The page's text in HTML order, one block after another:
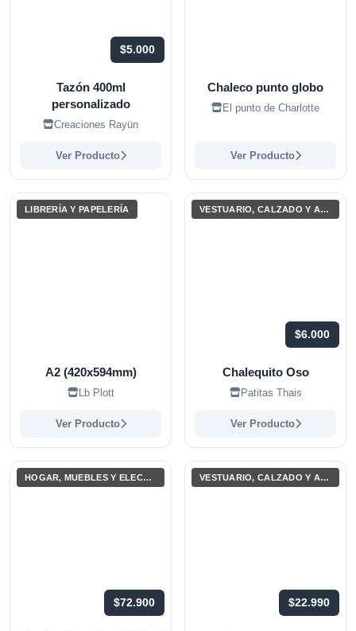
$5.000
Tazón 400ml
personalizado
Creaciones Rayün
Ver Producto
Chaleco punto globo
El punto de Charlotte
Ver Producto
LIBRERÍA Y PAPELERÍA
A2 (420x594mm)
Lb Plott
Ver Producto
VESTUARIO, CALZADO Y ACCESORIOS
$6.000
Chalequito Oso
Patitas Thais
Ver Producto
HOGAR, MUEBLES Y ELECTRODOMÉSTICOS
$72.900
VESTUARIO, CALZADO Y ACCESORIOS
$22.990